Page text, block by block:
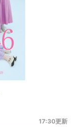
17:30更新